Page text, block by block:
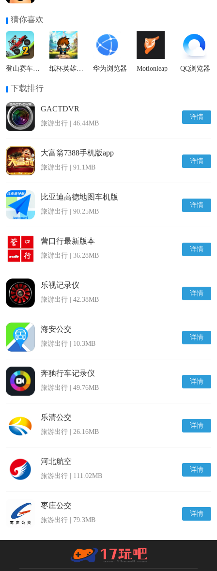
猜你喜欢
华为浏览器 Motionleap QQ浏览器
下载排行
详情
GACTDVR
旅游出行 | 46.44MB
详情
大富翁7388手机版app
旅游出行 | 91.1MB
详情
比亚迪高德地图车机版
旅游出行 | 90.25MB
详情
营口行最新版本
旅游出行 | 36.28MB
详情
乐视记录仪
旅游出行 | 42.38MB
详情
海安公交
旅游出行 | 10.3MB
详情
奔驰行车记录仪
旅游出行 | 49.76MB
详情
乐清公交
旅游出行 | 26.16MB
详情
河北航空
旅游出行 | 111.02MB
详情
枣庄公交
旅游出行 | 79.3MB